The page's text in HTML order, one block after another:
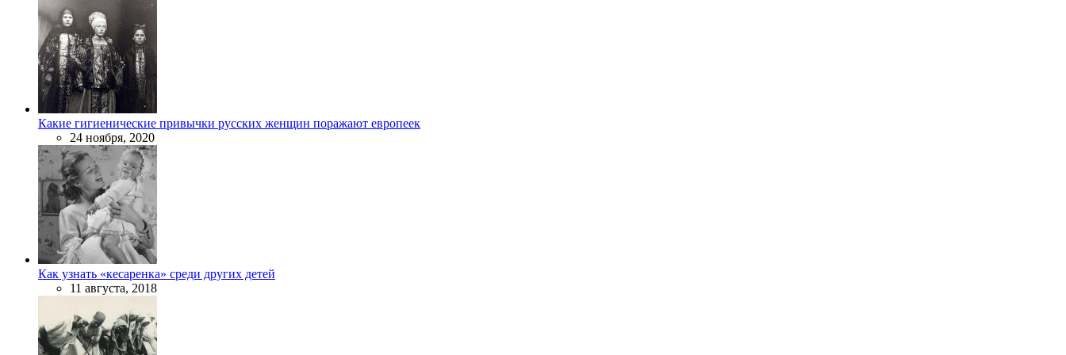
Какие гигиенические привычки русских женщин поражают европеек
24 ноября, 2020
Как узнать «кесаренка» среди других детей
11 августа, 2018